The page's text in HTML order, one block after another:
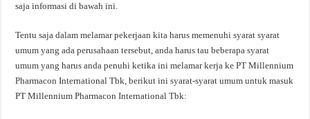
saja informasi di bawah ini.
Tentu saja dalam melamar pekerjaan kita harus memenuhi syarat syarat
umum yang ada perusahaan tersebut, anda harus tau beberapa syarat
umum yang harus anda penuhi ketika ini melamar kerja ke PT Millennium
Pharmacon International Tbk, berikut ini syarat-syarat umum untuk masuk
PT Millennium Pharmacon International Tbk: